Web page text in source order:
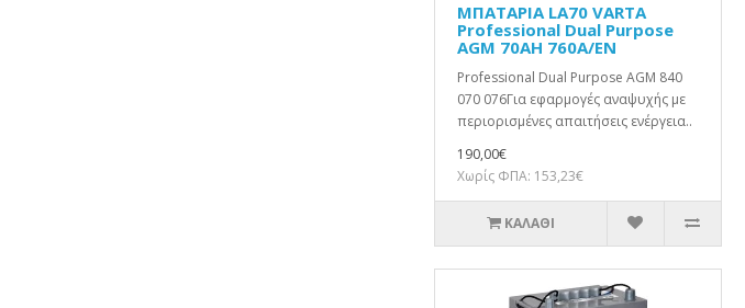
ΜΠΑΤΑΡΙΑ LA70 VARTA
Professional Dual Purpose
AGM 70AH 760A/EN
Professional Dual Purpose AGM 840
070 076Για εφαρμογές αναψυχής με
περιορισμένες απαιτήσεις ενέργεια..
190,00€
Χωρίς ΦΠΑ: 153,23€
ΚΑΛΆΘΙ